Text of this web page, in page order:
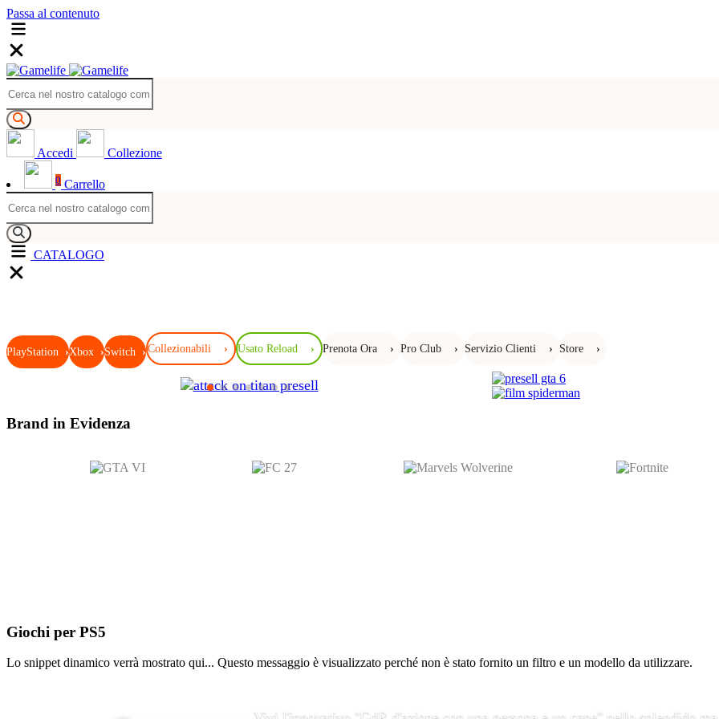
Passa al contenuto
Accedi Collezione
0 Carrello
CATALOGO
PlayStation ›Xbox ›Switch ›Collezionabili › Usato Reload › Prenota Ora › Pro Club › Servizio Clienti › Store ›
Brand in Evidenza
Giochi per PS5
Lo snippet dinamico verrà mostrato qui... Questo messaggio è visualizzato perché non è stato fornito un filtro e un modello da utilizzare.